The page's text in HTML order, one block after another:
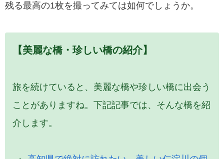
残る最高の1枚を撮ってみては如何でしょうか。
【美麗な橋・珍しい橋の紹介】
旅を続けていると、美麗な橋や珍しい橋に出会う
ことがありますね。下記記事では、そんな橋を紹
介します。